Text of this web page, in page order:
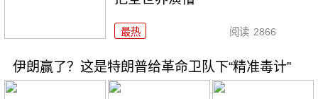
最热 阅读 2866
伊朗赢了？这是特朗普给革命卫队下“精准毒计”